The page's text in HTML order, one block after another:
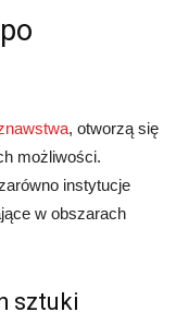
, otworzą się
możliwości.
instytucje
w obszarach
sztuki